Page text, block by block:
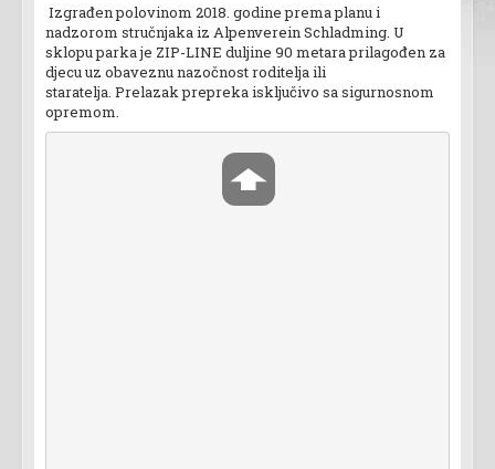
Izgrađen polovinom 2018. godine prema planu i
nadzorom stručnjaka iz Alpenverein Schladming. U
sklopu parka je ZIP-LINE duljine 90 metara prilagođen za
djecu uz obaveznu nazočnost roditelja ili
staratelja. Prelazak prepreka isključivo sa sigurnosnom
opremom.